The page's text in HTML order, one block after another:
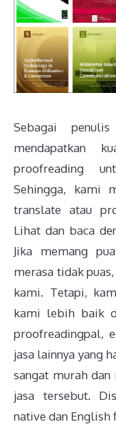
Sebagai
mendapatkan
proofreading
Sehingga, kami
translate atau
Lihat dan baca
Jika memang
merasa tidak
kami. Tetapi,
kami lebih baik
proofreadingpal,
jasa lainnya yang
sangat murah
jasa tersebut.
native dan English